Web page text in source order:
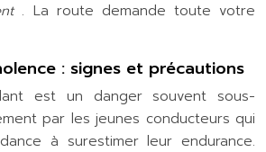
. La route demande toute votre
: signes et précautions
est un danger souvent sous-
par les jeunes conducteurs qui
à surestimer leur endurance.